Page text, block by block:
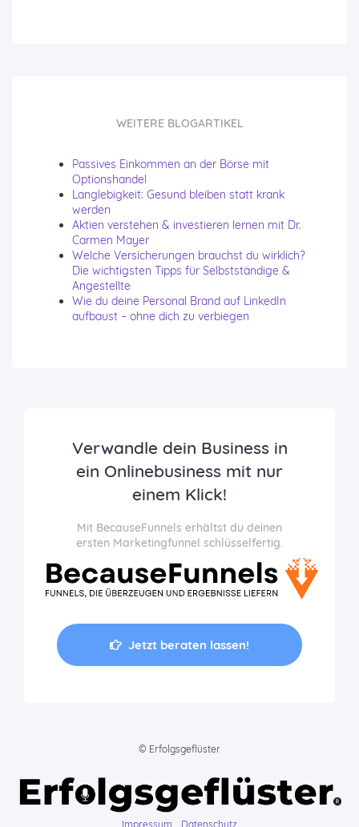
WEITERE BLOGARTIKEL
Passives Einkommen an der Börse mit
Optionshandel
Langlebigkeit: Gesund bleiben statt krank
werden
Aktien verstehen & investieren lernen mit Dr.
Carmen Mayer
Welche Versicherungen brauchst du wirklich?
Die wichtigsten Tipps für Selbstständige &
Angestellte
Wie du deine Personal Brand auf LinkedIn
aufbaust – ohne dich zu verbiegen
Verwandle dein Business in
ein Onlinebusiness mit nur
einem Klick!
Mit BecauseFunnels erhältst du deinen
ersten Marketingfunnel schlüsselfertig.
Jetzt beraten lassen!
© Erfolgsgeflüster
Impressum Datenschutz